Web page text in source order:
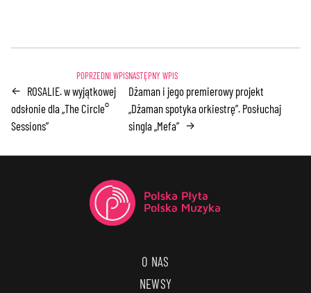
← ROSALIE. w wyjątkowej
odsłonie dla „The Circle°
Sessions”
Dżaman i jego premierowy projekt
„Dżaman spotyka orkiestrę”. Posłuchaj
singla „Mefa” →
O NAS
NEWSY